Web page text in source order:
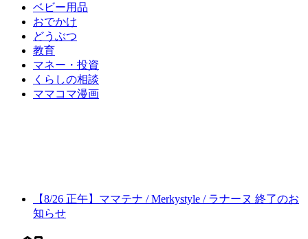
ベビー用品
おでかけ
どうぶつ
教育
マネー・投資
くらしの相談
ママコマ漫画
【8/26 正午】ママテナ / Merkystyle / ラナーヌ 終了のお
知らせ